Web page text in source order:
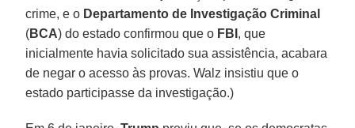
crime, e o Departamento de Investigação Criminal
(BCA) do estado confirmou que o FBI , que
inicialmente havia solicitado sua assistência, acabara
de negar o acesso às provas. Walz insistiu que o
estado participasse da investigação.)